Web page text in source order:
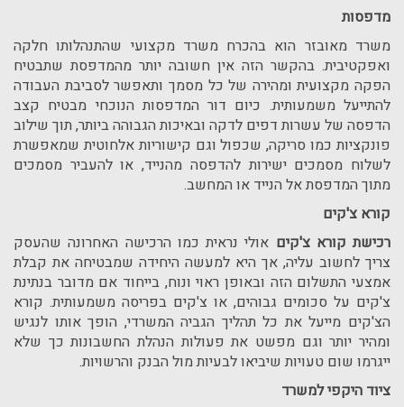
מדפסות
משרד מאובזר הוא בהכרח משרד מקצועי שהתנהלותו חלקה
ואפקטיבית. בהקשר הזה אין חשובה יותר מהמדפסת שתבטיח
הפקה מקצועית ומהירה של כל מסמך ותאפשר לסביבת העבודה
להתייעל משמעותית. כיום דור המדפסות הנוכחי מבטיח קצב
הדפסה של עשרות דפים לדקה ובאיכות הגבוהה ביותר, תוך שילוב
פונקציות כמו סריקה, שכפול וגם קישוריות אלחוטית שמאפשרת
לשלוח מסמכים ישירות להדפסה מהנייד, או להעביר מסמכים
מתוך המדפסת אל הנייד או המחשב.
קורא צ'קים
רכישת קורא צ'קים אולי נראית כמו הרכישה האחרונה שהעסק
צריך לחשוב עליה, אך היא למעשה היחידה שמבטיחה את קבלת
אמצעי התשלום הזה ובאופן ראוי ונוח, בייחוד אם מדובר בנתינת
צ'קים על סכומים גבוהים, או צ'קים בפריסה משמעותית. קורא
הצ'קים מייעל את כל תהליך הגביה המשרדי, הופך אותו לנגיש
ומהיר יותר וגם מפשט את פעולות הנהלת החשבונות כך שלא
ייגרמו שום טעויות שיביאו לבעיות מול הבנק והרשויות.
ציוד היקפי למשרד